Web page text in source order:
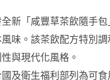
「咸豐草茶飲隨手包
味。該茶飲配方特別
與現代化風格。
衛生福利部列為可食